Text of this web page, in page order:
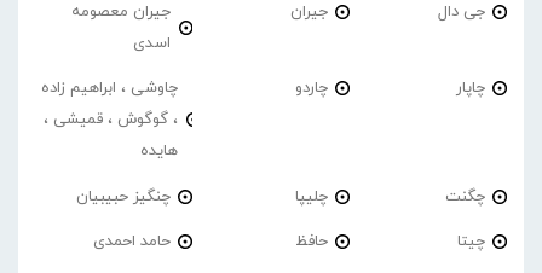
جی دال جیران
جیران معصومه
اسدی
چاپار چاردو
چاوشی ، ابراهیم زاده
، گوگوش ، قمیشی ،
هایده
چگنت چلیپا چنگیز حبیبیان
چیتا حافظ حامد احمدی